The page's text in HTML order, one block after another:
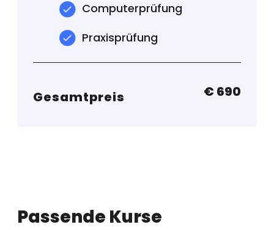
Computerprüfung
Praxisprüfung
Gesamtpreis € 690
Passende Kurse